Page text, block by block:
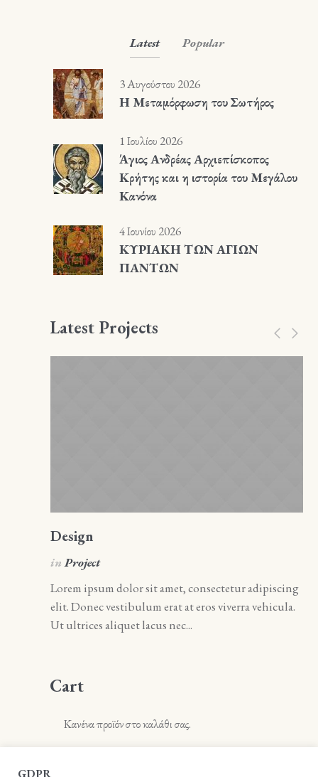
Latest Popular
3 Αυγούστου 2026
Η Μεταμόρφωση του Σωτήρος
1 Ιουλίου 2026
Άγιος Ανδρέας Αρχιεπίσκοπος
Κρήτης και η ιστορία του Μεγάλου
Κανόνα
4 Ιουνίου 2026
ΚΥΡΙΑΚΗ ΤΩΝ ΑΓΙΩΝ
ΠΑΝΤΩΝ
Latest Projects
Design
inProject
Lorem ipsum dolor sit amet, consectetur adipiscing
elit. Donec vestibulum erat at eros viverra vehicula.
Ut ultrices aliquet lacus nec...
Cart
Κανένα προϊόν στο καλάθι σας.
GDPR